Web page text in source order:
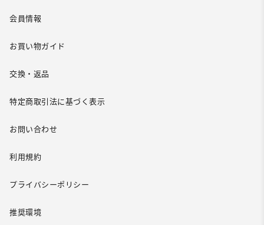
会員情報
お買い物ガイド
交換・返品
特定商取引法に基づく表示
お問い合わせ
利用規約
プライバシーポリシー
推奨環境